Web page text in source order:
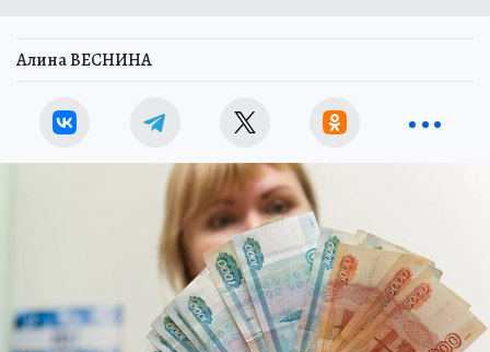
Алина ВЕСНИНА